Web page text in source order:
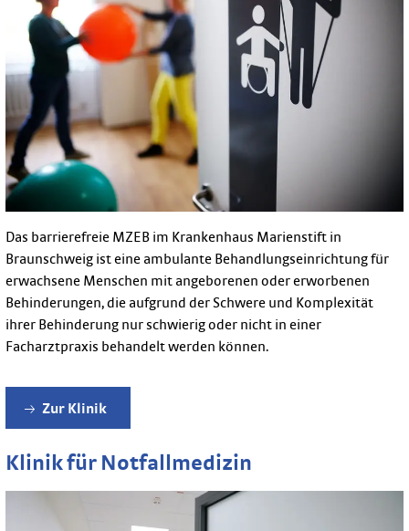
Das barrierefreie MZEB im Krankenhaus Marienstift in
Braunschweig ist eine ambulante Behandlungseinrichtung für
erwachsene Menschen mit angeborenen oder erworbenen
Behinderungen, die aufgrund der Schwere und Komplexität
ihrer Behinderung nur schwierig oder nicht in einer
Facharztpraxis behandelt werden können.
Zur Klinik
Klinik für Notfallmedizin